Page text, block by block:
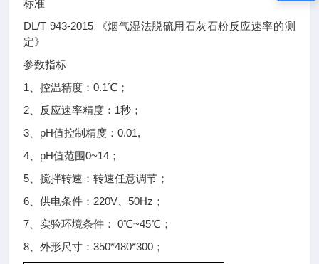
标准
DL/T 943-2015 《烟气湿法脱硫用石灰石粉反应速率的测
定》
参数指标
1、控温精度：0.1℃；
2、反应速率精度：1秒；
3、pH值控制精度：0.01,
4、pH值范围0~14；
5、搅拌转速：转速任意调节；
6、供电条件：220V、50Hz；
7、实验环境条件： 0℃~45℃；
8、外形尺寸：350*480*300；